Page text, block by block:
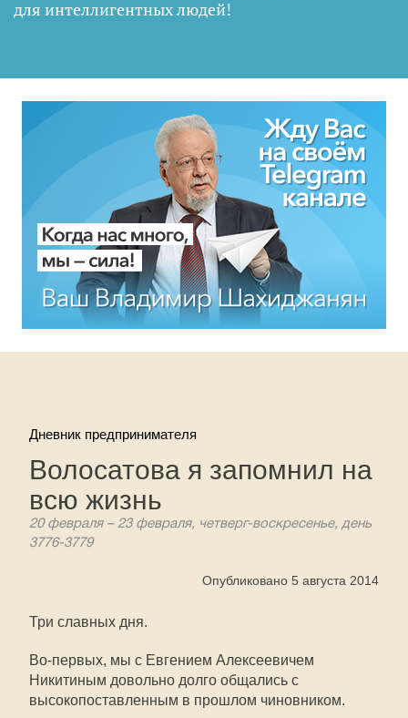
для интеллигентных людей!
Дневник предпринимателя
Волосатова я запомнил на
всю жизнь
20 февраля – 23 февраля, четверг-воскресенье, день
3776-3779
Опубликовано 5 августа 2014
Три славных дня.
Во-первых, мы с Евгением Алексеевичем
Никитиным довольно долго общались с
высокопоставленным в прошлом чиновником.